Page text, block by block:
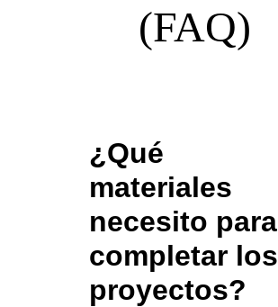
(FAQ)
¿Qué
materiales
necesito para
completar los
proyectos?